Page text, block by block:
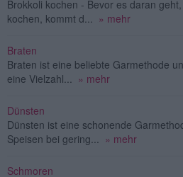
Brokkoli kochen - Bevor es daran
kochen, kommt d... » mehr
Braten
Braten ist eine beliebte Garmethode
eine Vielzahl... » mehr
Dünsten
Dünsten ist eine schonende
Speisen bei gering... » mehr
Schmoren